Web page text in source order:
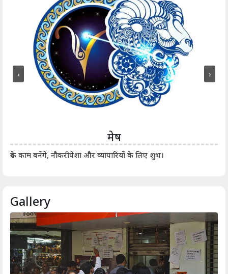
मेष
रुके काम बनेंगे, नौकरीपेशा और व्यापारियों के लिए शुभ।
‹ ›
Gallery